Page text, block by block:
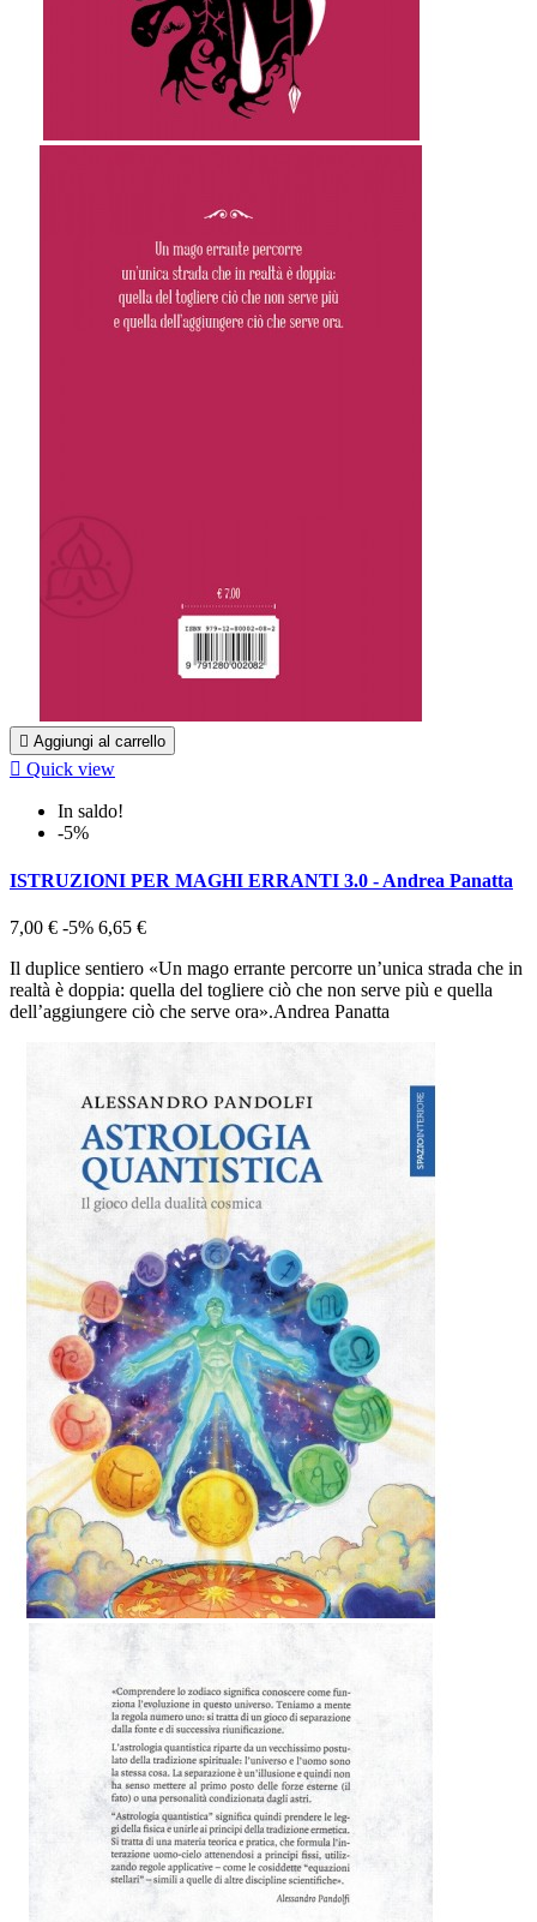
 Aggiungi al carrello
 Quick view
In saldo!
-5%
ISTRUZIONI PER MAGHI ERRANTI 3.0 - Andrea Panatta
7,00 € -5% 6,65 €
Il duplice sentiero «Un mago errante percorre un’unica strada che in
realtà è doppia: quella del togliere ciò che non serve più e quella
dell’aggiungere ciò che serve ora».Andrea Panatta